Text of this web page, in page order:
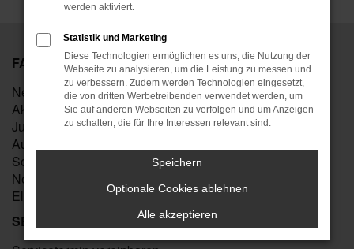
FAHRZEUGMARKT
Neuwagen kaufen
Aktuelle Angebote
Junge Gebrauchte
Auto verkaufen
Sofort verfügbare Neuwagen
Neuwagen konfigurieren
Elektromobilität
SERVICE
werden aktiviert.
Statistik und Marketing
Diese Technologien ermöglichen es uns, die Nutzung der
Webseite zu analysieren, um die Leistung zu messen und
zu verbessern. Zudem werden Technologien eingesetzt,
die von dritten Werbetreibenden verwendet werden, um
Sie auf anderen Webseiten zu verfolgen und um Anzeigen
zu schalten, die für Ihre Interessen relevant sind.
Speichern
Optionale Cookies ablehnen
Alle akzeptieren